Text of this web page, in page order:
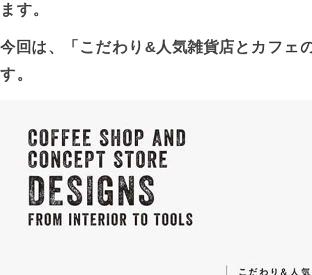
ます。
今回は、「こだわり&人気雑貨店とカフェ
す。